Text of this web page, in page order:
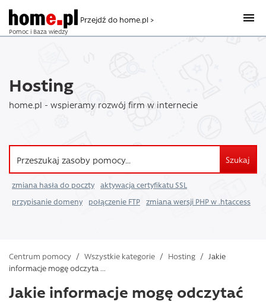
Pomoc i Baza wiedzy
Przejdź do home.pl >
Hosting
home.pl - wspieramy rozwój firm w internecie
Szukaj
zmiana hasła do poczty
aktywacja certyfikatu SSL
przypisanie domeny
połączenie FTP zmiana wersji PHP w .htaccess
Centrum pomocy / Wszystkie kategorie / Hosting /
Jakie
informacje mogę odczyta ...
Jakie informacje mogę odczytać